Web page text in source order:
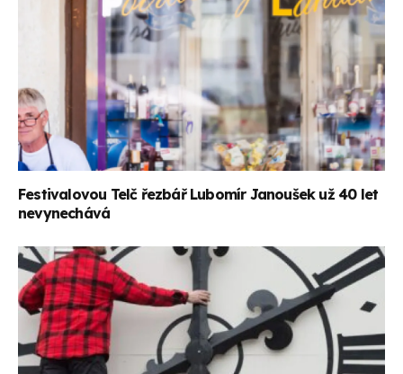
Festivalovou Telč řezbář Lubomír Janoušek už 40 let
nevynechává